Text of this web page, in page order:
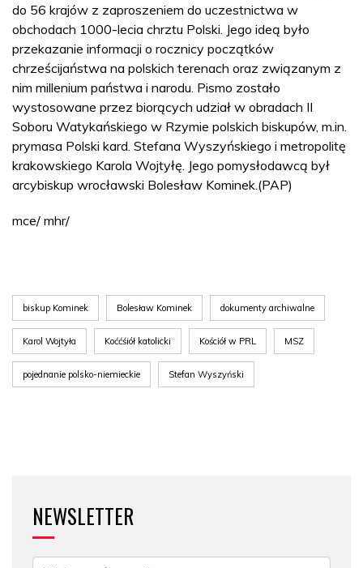
do 56 krajów z zaproszeniem do uczestnictwa w
obchodach 1000-lecia chrztu Polski. Jego ideą było
przekazanie informacji o rocznicy początków
chrześcijaństwa na polskich terenach oraz związanym z
nim millenium państwa i narodu. Pismo zostało
wystosowane przez biorących udział w obradach II
Soboru Watykańskiego w Rzymie polskich biskupów, m.in.
prymasa Polski kard. Stefana Wyszyńskiego i metropolitę
krakowskiego Karola Wojtyłę. Jego pomysłodawcą był
arcybiskup wrocławski Bolesław Kominek.(PAP)
mce/ mhr/
biskup Kominek Bolesław Kominek dokumenty archiwalne
Karol Wojtyła Koććśiół katolicki Kościół w PRL MSZ
pojednanie polsko-niemieckie Stefan Wyszyński
NEWSLETTER